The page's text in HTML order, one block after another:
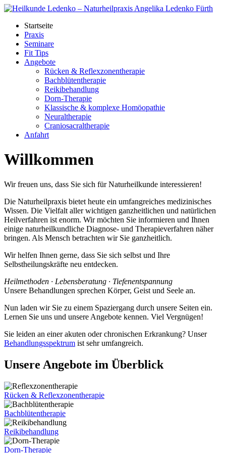
Startseite
Praxis
Seminare
Fit Tips
Angebote
Rücken & Reflexzonen­therapie
Bachblüten­therapie
Reikibehandlung
Dorn-Therapie
Klassische & komplexe Homöo­pathie
Neural­therapie
Cranio­sacral­therapie
Anfahrt
Willkommen
Wir freuen uns, dass Sie sich für Naturheilkunde interessieren!
Die Naturheilpraxis bietet heute ein umfangreiches medizinisches
Wissen. Die Vielfalt aller wichtigen ganzheitlichen und natürlichen
Heilverfahren ist enorm. Wir möchten Sie informieren und Ihnen
einige naturheilkundliche Diagnose- und Therapieverfahren näher
bringen. Als Mensch betrachten wir Sie ganzheitlich.
Wir helfen Ihnen gerne, dass Sie sich selbst und Ihre
Selbstheilungskräfte neu entdecken.
Heilmethoden · Lebensberatung · Tiefenentspannung
Unsere Behandlungen sprechen Körper, Geist und Seele an.
Nun laden wir Sie zu einem Spaziergang durch unsere Seiten ein.
Lernen Sie uns und unsere Angebote kennen. Viel Vergnügen!
Sie leiden an einer akuten oder chronischen Erkrankung? Unser
Behandlungsspektrum ist sehr umfangreich.
Unsere Angebote im Überblick
Rücken & Reflexzonentherapie
Bachblütentherapie
Reikibehandlung
Dorn-Therapie